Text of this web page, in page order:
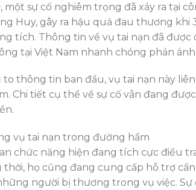
một sự cố nghiêm trọng đã xảy ra tại
Huy, gây ra hậu quả đau thương khi
tích. Thông tin về vụ tai nạn đã
tại Việt Nam nhanh chóng phản ánh.
to thông tin ban đầu, vụ tai nạn này
Chi tiết cụ thể về sự cố vẫn đang
vụ tai nạn trong đường hầm
chức năng hiện đang tích cực điều
thời, họ cũng đang cung cấp hỗ trợ
người bị thương trong vụ việc. Sự